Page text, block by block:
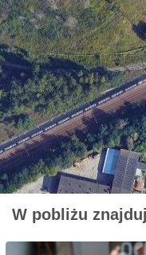
W pobliżu